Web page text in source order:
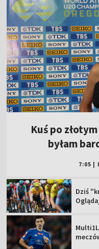
Kuś po
byłam
7:05
Dziś